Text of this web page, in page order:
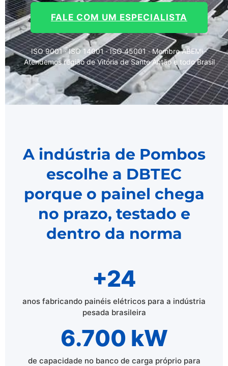
FALE COM UM ESPECIALISTA
ISO 9001 · ISO 14001 · ISO 45001 · Membro ABEMI ·
Atendemos região de Vitória de Santo Antão e todo Brasil
A indústria de Pombos
escolhe a DBTEC
porque o painel chega
no prazo, testado e
dentro da norma
+24
anos fabricando painéis elétricos para a indústria
pesada brasileira
6.700 kW
de capacidade no banco de carga próprio para